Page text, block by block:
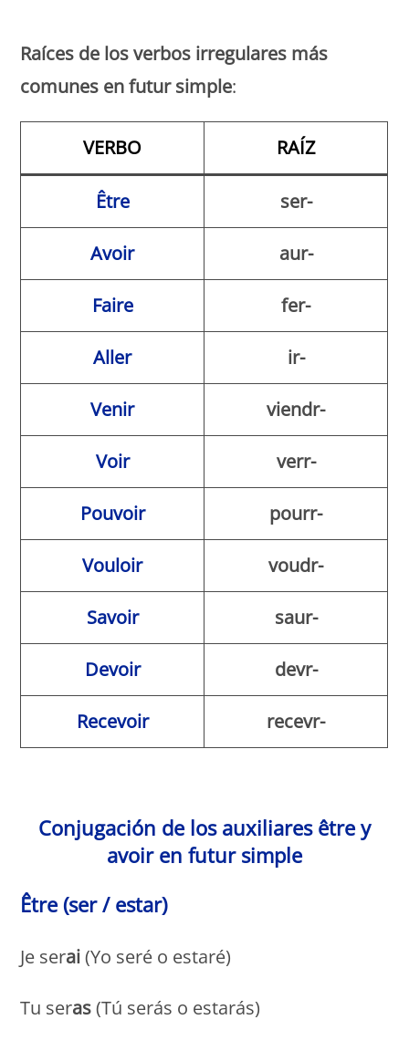
Raíces de los verbos irregulares más
comunes en futur simple:
VERBO RAÍZ
Être ser-
Avoir aur-
Faire fer-
Aller ir-
Venir viendr-
Voir verr-
Pouvoir pourr-
Vouloir voudr-
Savoir saur-
Devoir devr-
Recevoir recevr-
Conjugación de los auxiliares être y
avoir en futur simple
Être (ser / estar)
Je serai(Yo seré o estaré)
Tu seras(Tú serás o estarás)